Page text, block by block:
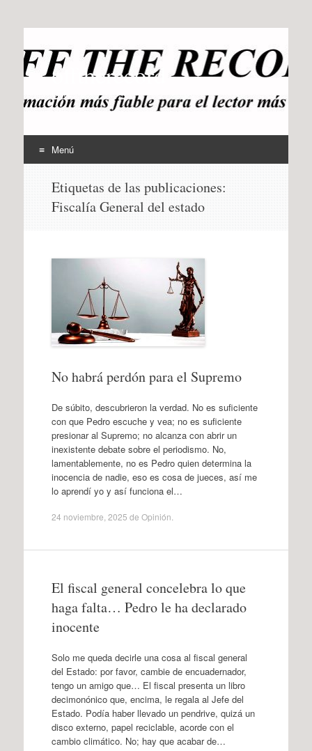
offtherecord
OTR
Menú
contenido
Etiquetas de las publicaciones:
Fiscalía General del estado
No habrá perdón para el Supremo
De súbito, descubrieron la verdad. No es suficiente
con que Pedro escuche y vea; no es suficiente
presionar al Supremo; no alcanza con abrir un
inexistente debate sobre el periodismo. No,
lamentablemente, no es Pedro quien determina la
inocencia de nadie, eso es cosa de jueces, así me
lo aprendí yo y así funciona el…
24 noviembre, 2025 de Opinión
El fiscal general concelebra lo que
haga falta… Pedro le ha declarado
inocente
Solo me queda decirle una cosa al fiscal general
del Estado: por favor, cambie de encuadernador,
tengo un amigo que… El fiscal presenta un libro
decimonónico que, encima, le regala al Jefe del
Estado. Podía haber llevado un pendrive, quizá un
disco externo, papel reciclable, acorde con el
cambio climático. No; hay que acabar de…